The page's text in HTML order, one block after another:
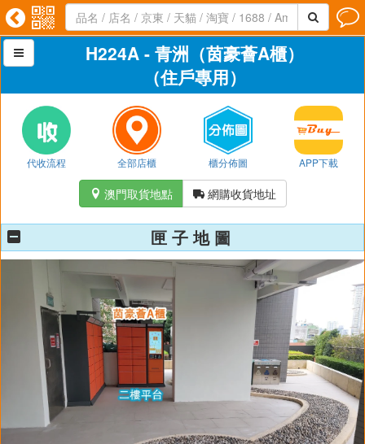
   

H224A - 青洲（茵豪薈A櫃）
（住戶專用）
代收流程 全部店櫃 櫃分佈圖 APP下載
 澳門取貨地點 網購收貨地址
匣 子 地 圖